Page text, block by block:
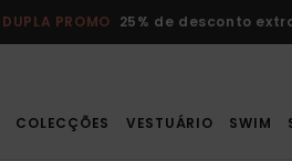
DUPLA PROMO 25% de desconto
COLECÇÕES VESTUÁRIO SWIM